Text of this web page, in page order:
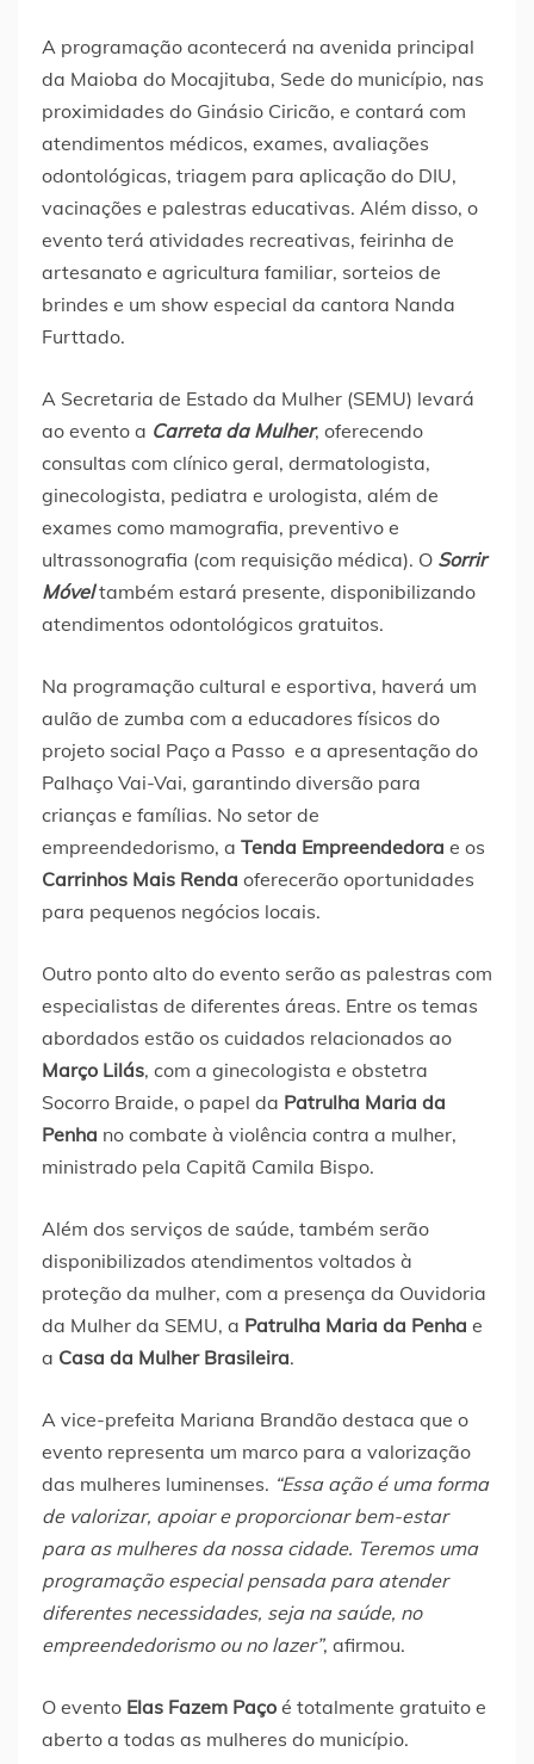
A programação acontecerá na avenida principal
da Maioba do Mocajituba, Sede do município, nas
proximidades do Ginásio Ciricão, e contará com
atendimentos médicos, exames, avaliações
odontológicas, triagem para aplicação do DIU,
vacinações e palestras educativas. Além disso, o
evento terá atividades recreativas, feirinha de
artesanato e agricultura familiar, sorteios de
brindes e um show especial da cantora Nanda
Furttado.
A Secretaria de Estado da Mulher (SEMU) levará
ao evento a Carreta da Mulher, oferecendo
consultas com clínico geral, dermatologista,
ginecologista, pediatra e urologista, além de
exames como mamografia, preventivo e
ultrassonografia (com requisição médica). O Sorrir
Móveltambém estará presente, disponibilizando
atendimentos odontológicos gratuitos.
Na programação cultural e esportiva, haverá um
aulão de zumba com a educadores físicos do
projeto social Paço a Passo e a apresentação do
Palhaço Vai-Vai, garantindo diversão para
crianças e famílias. No setor de
empreendedorismo, a Tenda Empreendedora e os
Carrinhos Mais Renda oferecerão oportunidades
para pequenos negócios locais.
Outro ponto alto do evento serão as palestras com
especialistas de diferentes áreas. Entre os temas
abordados estão os cuidados relacionados ao
Março Lilás, com a ginecologista e obstetra
Socorro Braide, o papel da Patrulha Maria da
Penha no combate à violência contra a mulher,
ministrado pela Capitã Camila Bispo.
Além dos serviços de saúde, também serão
disponibilizados atendimentos voltados à
proteção da mulher, com a presença da Ouvidoria
da Mulher da SEMU, a Patrulha Maria da Penha e
a Casa da Mulher Brasileira.
A vice-prefeita Mariana Brandão destaca que o
evento representa um marco para a valorização
das mulheres luminenses. “Essa ação é uma forma
de valorizar, apoiar e proporcionar bem-estar
para as mulheres da nossa cidade. Teremos uma
programação especial pensada para atender
diferentes necessidades, seja na saúde, no
empreendedorismo ou no lazer”, afirmou.
O evento Elas Fazem Paço é totalmente gratuito e
aberto a todas as mulheres do município.